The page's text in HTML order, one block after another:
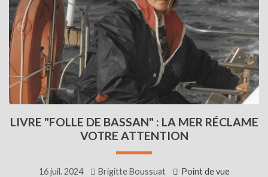
LIVRE "FOLLE DE BASSAN" : LA MER RÉCLAME
VOTRE ATTENTION
16 juil. 2024 Brigitte Boussuat Point de vue